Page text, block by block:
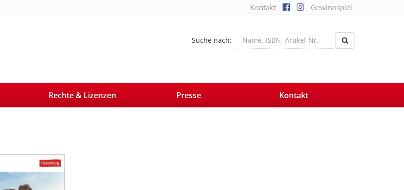
Kontakt Gewinnspiel
Suche nach:
Rechte & Lizenzen Presse Kontakt